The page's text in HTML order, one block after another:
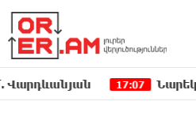
17:07 Նարեկ